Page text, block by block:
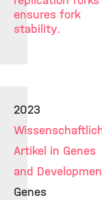
ensures fork
stability.
2023
Artikel in Genes
and
Genes